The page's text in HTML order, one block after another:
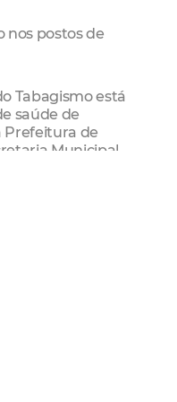
postos de
Tabagismo está
saúde de
Prefeitura de
Municipal